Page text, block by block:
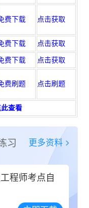
费下载 点击获取
费下载 点击获取
费下载 点击获取
费刷题 点击刷题
查看
习 更多资料
程师考点自